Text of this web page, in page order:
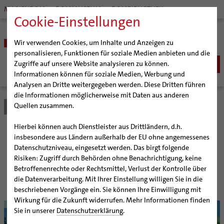
Cookie-Einstellungen
Wir verwenden Cookies, um Inhalte und Anzeigen zu
personalisieren, Funktionen für soziale Medien anbieten und die
Zugriffe auf unsere Website analysieren zu können.
Informationen können für soziale Medien, Werbung und
Analysen an Dritte weitergegeben werden. Diese Dritten führen
die Informationen möglicherweise mit Daten aus anderen
Quellen zusammen.
Hierbei können auch Dienstleister aus Drittländern, d.h.
insbesondere aus Ländern außerhalb der EU ohne angemessenes
Datenschutzniveau, eingesetzt werden. Das birgt folgende
Risiken: Zugriff durch Behörden ohne Benachrichtigung, keine
Betroffenenrechte oder Rechtsmittel, Verlust der Kontrolle über
die Datenverarbeitung. Mit Ihrer Einstellung willigen Sie in die
beschriebenen Vorgänge ein. Sie können Ihre Einwilligung mit
Wirkung für die Zukunft widerrufen. Mehr Informationen finden
Sie in unserer Datenschutzerklärung.
MARIENDOM DOMMUSEUM DOMBIBLIOTHEK
BISTUM
Bischöfe
Weihbischof Dr. Martin Marahrens
Bischof em. Norbert Trelle
Weihbischof em. Bongartz
Weihbischof em. Schwerdtfeger
Weihbischof em. Koitz
Bischof em. Dr. Wüstenberg
Generalvikariat
Gremien
Diözesangericht
Gemeindegremien
Pfarrgemeinden
Hildesheimer Dom
Virtueller Rundgang durch den Dom
Tausendjähriger Rosenstock
Die Hildesheimer Dommusik
Wallfahrten | Pilgern
Termine Wallfahrten und Pilgern
Jakobswege im Bistum Hildesheim
Veranstaltungen
Strategieprozess
Jugend
Bistum Hildesheim
Glauben und Begegnung
Bistum Hildesheim legt neuen Halbjahresplaner für
Jugendliche auf
© bph